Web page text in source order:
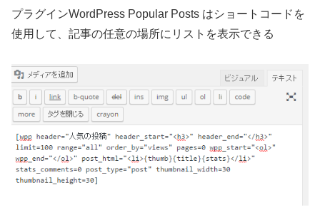
プラグインWordPress Popular Posts はショートコードを
使用して、記事の任意の場所にリストを表示できる